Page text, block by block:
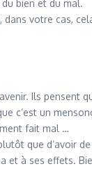
bien et du mal.
votre cas,
Ils pensent
c’est un
fait mal …
que d’avoir
et à ses effets.